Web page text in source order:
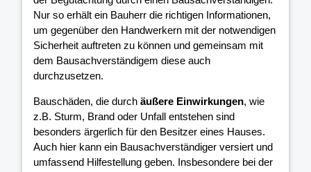
Nur so erhält ein Bauherr die richtigen Informationen,
um gegenüber den Handwerkern mit der notwendigen
Sicherheit auftreten zu können und gemeinsam mit
dem Bausachverständigem diese auch
durchzusetzen.
Bauschäden, die durch äußere Einwirkungen, wie
z.B. Sturm, Brand oder Unfall entstehen sind
besonders ärgerlich für den Besitzer eines Hauses.
Auch hier kann ein Bausachverständiger versiert und
umfassend Hilfestellung geben. Insbesondere bei der